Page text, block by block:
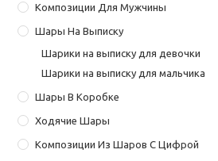
Композиции Для Мужчины
Шары На Выписку
Шарики на выписку для девочки
Шарики на выписку для мальчика
Шары В Коробке
Ходячие Шары
Композиции Из Шаров С Цифрой